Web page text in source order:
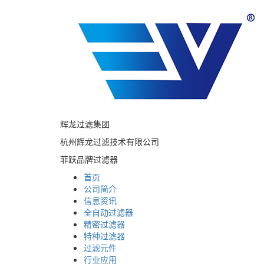
辉龙过滤集团
杭州辉龙过滤技术有限公司
菲跃品牌过滤器
首页
公司简介
信息资讯
全自动过滤器
精密过滤器
特种过滤器
过滤元件
行业应用